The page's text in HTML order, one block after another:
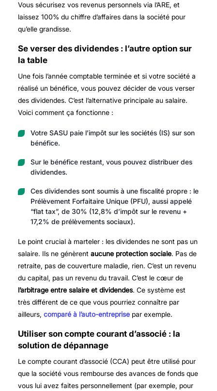
Vous sécurisez vos revenus personnels via l’ARE, et
laissez 100% du chiffre d’affaires dans la société pour
qu’elle grandisse.
Se verser des dividendes : l’autre option sur
la table
Une fois l’année comptable terminée et si votre société a
réalisé un bénéfice, vous pouvez décider de vous verser
des dividendes. C’est l’alternative principale au salaire.
Voici comment ça fonctionne :
Votre SASU paie l’impôt sur les sociétés (IS) sur son
bénéfice.
Sur le bénéfice restant, vous pouvez distribuer des
dividendes.
Ces dividendes sont soumis à une fiscalité propre : le
Prélèvement Forfaitaire Unique (PFU), aussi appelé
“flat tax”, de 30% (12,8% d’impôt sur le revenu +
17,2% de prélèvements sociaux).
Le point crucial à marteler : les dividendes ne sont pas un
salaire. Ils ne génèrent aucune protection sociale. Pas de
retraite, pas de couverture maladie, rien. C’est un revenu
du capital, pas un revenu du travail. C’est le cœur de
l’arbitrage entre salaire et dividendes. Ce système est
très différent de ce que vous pourriez connaître par
ailleurs, comparé à l’auto-entreprisepar exemple.
Utiliser son compte courant d’associé : la
solution de dépannage
Le compte courant d’associé (CCA) peut être utilisé pour
que la société vous rembourse des avances de fonds que
vous lui avez faites personnellement (par exemple, pour